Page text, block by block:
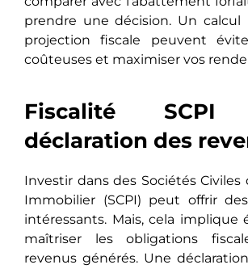
prendre une décision. Un calcul
projection fiscale peuvent
coûteuses et maximiser vos
Fiscalité
déclaration des
Investir dans des Sociétés Civiles
Immobilier (SCPI) peut offrir
intéressants. Mais, cela implique
maîtriser les obligations
revenus générés. Une